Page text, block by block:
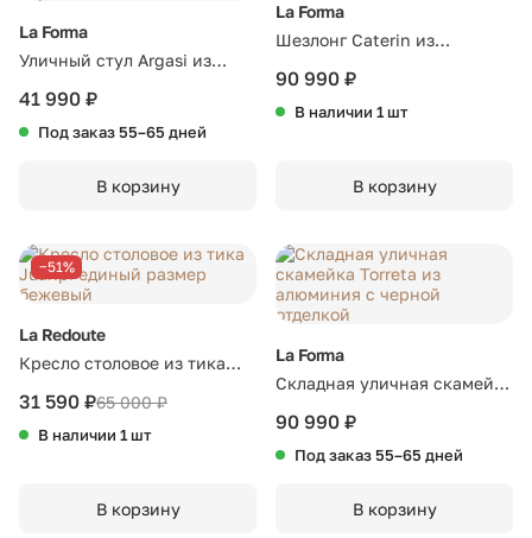
La Forma
Уличный стул Argasi из
алюминия бежевого цвета и
41 990 ₽
Под заказ 55–65 дней
В корзину
La Forma
Шезлонг Caterin из
эвкалипта бежевый
90 990 ₽
В наличии 1 шт
В корзину
−51%
La Redoute
Кресло столовое из тика
Juanpi единый размер
31 590 ₽65 000₽
В наличии 1 шт
В корзину
La Forma
Складная уличная скамейка
Torreta из алюминия с
90 990 ₽
Под заказ 55–65 дней
В корзину